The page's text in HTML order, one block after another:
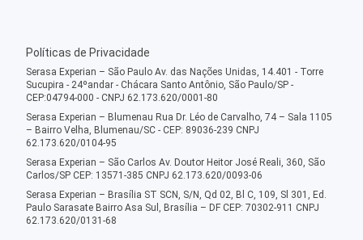
Políticas de Privacidade
Serasa Experian – São Paulo Av. das Nações Unidas, 14.401 - Torre
Sucupira - 24ºandar - Chácara Santo Antônio, São Paulo/SP -
CEP:04794-000 - CNPJ 62.173.620/0001-80
Serasa Experian – Blumenau Rua Dr. Léo de Carvalho, 74 – Sala 1105
– Bairro Velha, Blumenau/SC - CEP: 89036-239 CNPJ
62.173.620/0104-95
Serasa Experian – São Carlos Av. Doutor Heitor José Reali, 360, São
Carlos/SP CEP: 13571-385 CNPJ 62.173.620/0093-06
Serasa Experian – Brasília ST SCN, S/N, Qd 02, Bl C, 109, Sl 301, Ed.
Paulo Sarasate Bairro Asa Sul, Brasília – DF CEP: 70302-911 CNPJ
62.173.620/0131-68